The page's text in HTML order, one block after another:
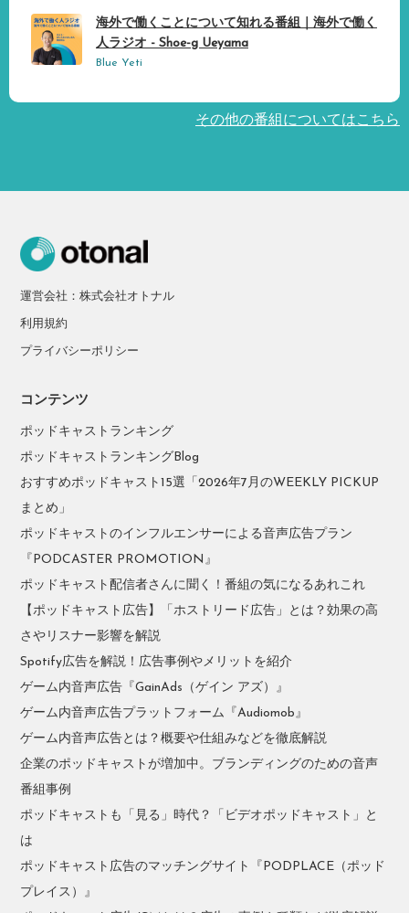
海外で働くことについて知れる番組｜海外で働く
人ラジオ - Shoe-g Ueyama
Blue Yeti
その他の番組についてはこちら
運営会社：株式会社オトナル
利用規約
プライバシーポリシー
コンテンツ
ポッドキャストランキング
ポッドキャストランキングBlog
おすすめポッドキャスト15選「2026年7月のWEEKLY PICKUP
まとめ」
ポッドキャストのインフルエンサーによる音声広告プラン
『PODCASTER PROMOTION』
ポッドキャスト配信者さんに聞く！番組の気になるあれこれ
【ポッドキャスト広告】「ホストリード広告」とは？効果の高
さやリスナー影響を解説
Spotify広告を解説！広告事例やメリットを紹介
ゲーム内音声広告『GainAds（ゲイン アズ）』
ゲーム内音声広告プラットフォーム『Audiomob』
ゲーム内音声広告とは？概要や仕組みなどを徹底解説
企業のポッドキャストが増加中。ブランディングのための音声
番組事例
ポッドキャストも「見る」時代？「ビデオポッドキャスト」と
は
ポッドキャスト広告のマッチングサイト『PODPLACE（ポッド
プレイス）』